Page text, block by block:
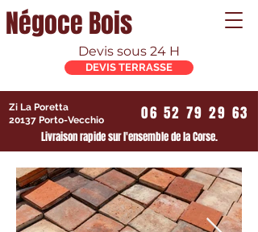
Négoce Bois
06 52 79 29 63
Zi La Poretta
20137 Porto-Vecchio
Livraison rapide sur l'ensemble de la Corse.
Devis sous 24 H
DEVIS TERRASSE